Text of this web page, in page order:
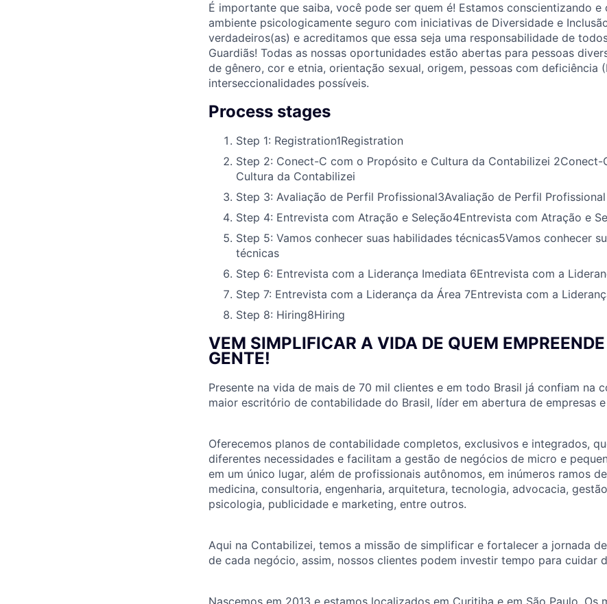
É importante que saiba, você pode ser quem é! Estamos conscientizando e
ambiente psicologicamente seguro com iniciativas de Diversidade e
verdadeiros(as) e acreditamos que essa seja uma responsabilidade de
Guardiãs! Todas as nossas oportunidades estão abertas para pessoas
de gênero, cor e etnia, orientação sexual, origem, pessoas com deficiência
interseccionalidades possíveis.
Process stages
Step 1: Registration1Registration
Step 2: Conect-C com o Propósito e Cultura da Contabilizei 2Conect-
Cultura da Contabilizei
Step 3: Avaliação de Perfil Profissional3Avaliação de Perfil Profissional
Step 4: Entrevista com Atração e Seleção4Entrevista com Atração e
Step 5: Vamos conhecer suas habilidades técnicas5Vamos conhecer
técnicas
Step 6: Entrevista com a Liderança Imediata 6Entrevista com a
Step 7: Entrevista com a Liderança da Área 7Entrevista com a
Step 8: Hiring8Hiring
VEM SIMPLIFICAR A VIDA DE QUEM
GENTE!
Presente na vida de mais de 70 mil clientes e em todo Brasil já confiam na
maior escritório de contabilidade do Brasil, líder em abertura de empresas
Oferecemos planos de contabilidade completos, exclusivos e integrados,
diferentes necessidades e facilitam a gestão de negócios de micro e
em um único lugar, além de profissionais autônomos, em inúmeros ramos
medicina, consultoria, engenharia, arquitetura, tecnologia, advocacia,
psicologia, publicidade e marketing, entre outros.
Aqui na Contabilizei, temos a missão de simplificar e fortalecer a jornada
de cada negócio, assim, nossos clientes podem investir tempo para cuidar
Nascemos em 2013 e estamos localizados em Curitiba e em São Paulo. Os